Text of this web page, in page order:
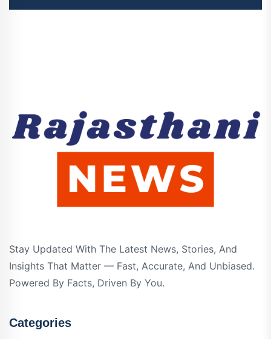
Stay Updated With The Latest News, Stories, And
Insights That Matter — Fast, Accurate, And Unbiased.
Powered By Facts, Driven By You.
Categories